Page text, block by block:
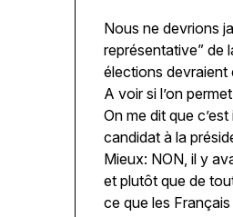
Nous ne devrions
représentative” de
élections devraient
A voir si l’on
On me dit que
candidat à la
Mieux: NON, il y
et plutôt que de
ce que les